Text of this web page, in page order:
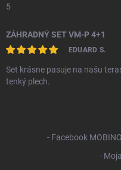
5
ZÁHRADNÝ SET VM-P 4+1
EDUARD S.
Set krásne pasuje na našu
tenký plech.
- Facebook
-